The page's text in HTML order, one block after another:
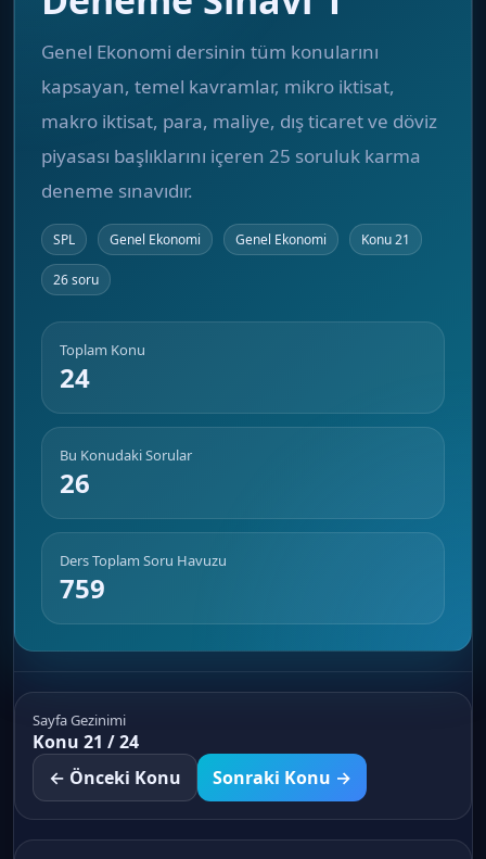
Genel Ekonomi dersinin tüm konularını
kapsayan, temel kavramlar, mikro iktisat,
makro iktisat, para, maliye, dış ticaret ve döviz
piyasası başlıklarını içeren 25 soruluk karma
deneme sınavıdır.
SPL Genel Ekonomi Genel Ekonomi Konu 21
26 soru
Toplam Konu
24
Bu Konudaki Sorular
26
Ders Toplam Soru Havuzu
759
Sayfa Gezinimi
Konu 21 / 24
← Önceki Konu
Sonraki Konu →